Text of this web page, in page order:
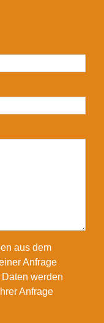
aus dem
Anfrage
werden
Anfrage